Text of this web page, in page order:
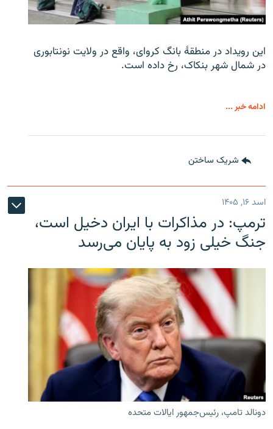
این رویداد در منطقۀ بانگ کروای، واقع در ولایت نونتابوری
در شمال شهر بنکاک، رخ داده است.
ادامه خبر ...
شریک ساختن
اسد ۱۶, ۱۴۰۵
ترمپ: در مذاکرات با ایران دخیل است،
جنگ خیلی زود به پایان می‌رسد
دونالد تامپ، رئیس‌جمهور ایالات متحده